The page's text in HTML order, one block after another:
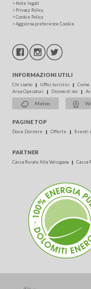
> Note legali
> Privacy Policy
>Cookie Policy
>Aggiorna preferenze Cookie
INFORMAZIONI UTILI
Chi siamo Uffici turistici Come
Area Operatori
Dicono di noi
Meteo
PAGINE TOP
Dove Dormire Offerte Eventi
PARTNER
Cassa Rurale Alta Valsugana Cassa